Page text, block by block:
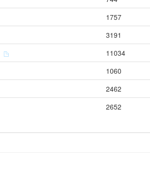
1757
3191
11034
1060
2462
2652